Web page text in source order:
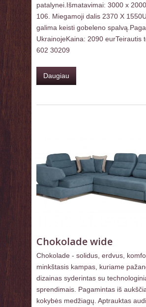
patalynei.Išmatavimai: 3000 x
106. Miegamoji dalis 2370 X
galima keisti gobeleno
UkrainojeKaina: 2090 eurTeirautis
602 30209
Daugiau
Chokolade wide
Chokolade - solidus, erdvus,
minkštasis kampas, kuriame
dizainas syderintas su
sprendimais. Pagamintas iš
kokybės medžiagų. Aptrauktas